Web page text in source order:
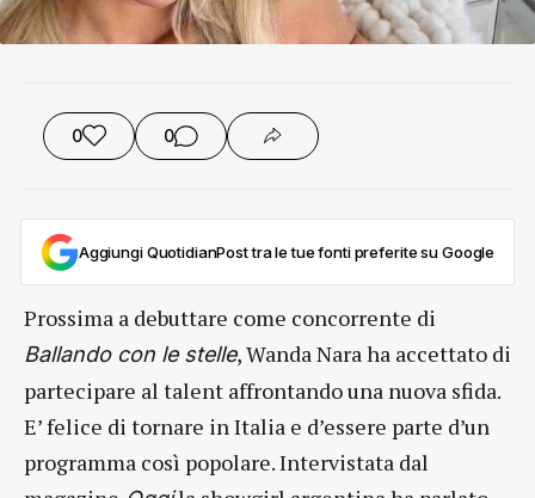
0 0
Aggiungi QuotidianPost tra le tue fonti preferite su Google
Prossima a debuttare come concorrente di
Ballando con le stelle, Wanda Nara ha accettato di
partecipare al talent affrontando una nuova sfida.
E’ felice di tornare in Italia e d’essere parte d’un
programma così popolare. Intervistata dal